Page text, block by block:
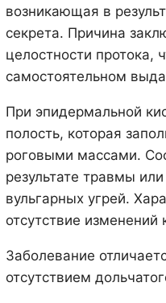
возникающая в
секрета. Причина
целостности протока,
самостоятельном
При эпидермальной
полость, которая
роговыми массами.
результате травмы
вульгарных угрей.
отсутствие
Заболевание
отсутствием